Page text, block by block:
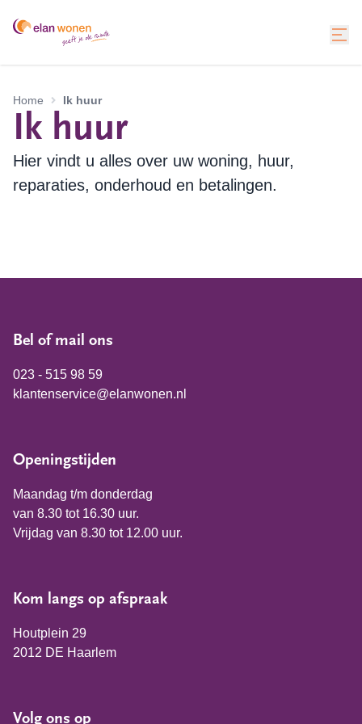
Home Ik huur
Ik huur
Hier vindt u alles over uw woning, huur,
reparaties, onderhoud en betalingen.
Bel of mail ons
023 - 515 98 59
klantenservice@elanwonen.nl
Openingstijden
Maandag t/m donderdag
van 8.30 tot 16.30 uur.
Vrijdag van 8.30 tot 12.00 uur.
Kom langs op afspraak
Houtplein 29
2012 DE Haarlem
Volg ons op